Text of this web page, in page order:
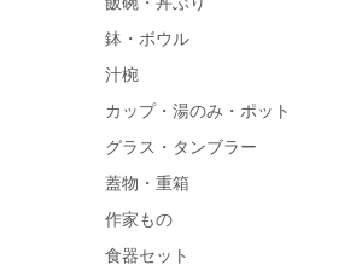
鉢・ボウル
汁椀
カップ・湯のみ・ポット
グラス・タンブラー
蓋物・重箱
作家もの
食器セット